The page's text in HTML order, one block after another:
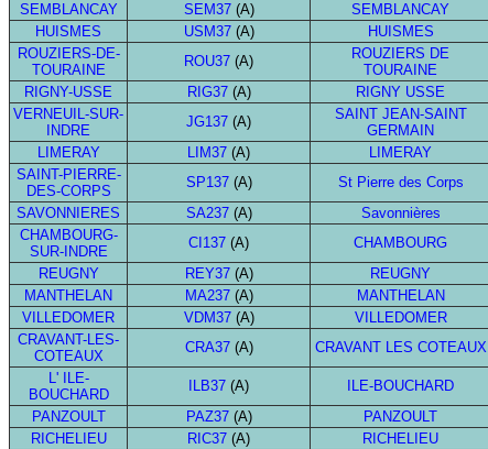
SEMBLANCAY SEM37(A) SEMBLANCAY
HUISMES USM37(A) HUISMES
ROUZIERS-DE-
TOURAINE
ROU37 (A)
ROUZIERS DE
TOURAINE
RIGNY-USSE RIG37(A) RIGNY USSE
VERNEUIL-SUR-
INDRE
JG137 (A)
SAINT JEAN-SAINT
GERMAIN
LIMERAY LIM37 (A) LIMERAY
SAINT-PIERRE-
DES-CORPS
SP137(A) St Pierre des Corps
SAVONNIERES SA237(A) Savonnières
CHAMBOURG-
SUR-INDRE
CI137 (A) CHAMBOURG
REUGNY REY37(A) REUGNY
MANTHELAN MA237(A) MANTHELAN
VILLEDOMER VDM37(A) VILLEDOMER
CRAVANT-LES-
COTEAUX
CRA37(A) CRAVANT LES COTEAUX
L' ILE-
BOUCHARD
ILB37 (A) ILE-BOUCHARD
PANZOULT PAZ37(A) PANZOULT
RICHELIEU RIC37 (A) RICHELIEU